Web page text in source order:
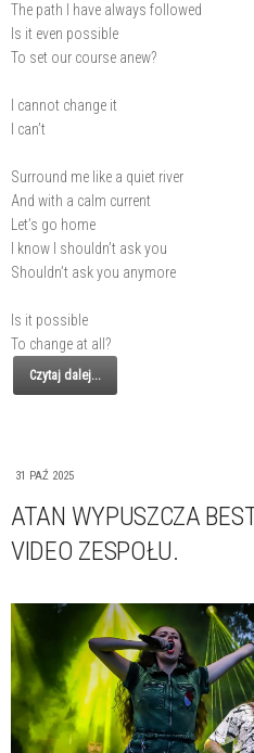
The path I have always followed
Is it even possible
To set our course anew?
I cannot change it
I can’t
Surround me like a quiet river
And with a calm current
Let’s go home
I know I shouldn’t ask you
Shouldn’t ask you anymore
Is it possible
To change at all?
Czytaj dalej...
31 PAŹ 2025
ATAN WYPUSZCZA
VIDEO ZESPOŁU.